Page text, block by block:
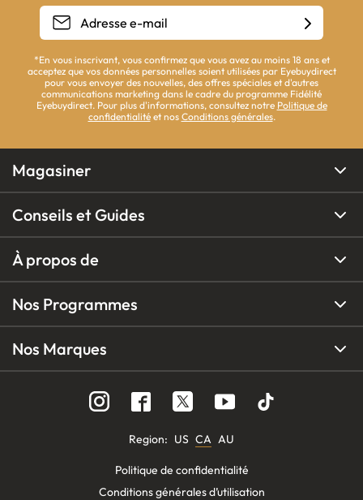
*En vous inscrivant, vous confirmez que vous avez au moins 18 ans et
acceptez que vos données personnelles soient utilisées par Eyebuydirect
pour vous envoyer des nouvelles, des offres spéciales et d'autres
communications marketing dans le cadre du programme Fidélité
Eyebuydirect. Pour plus d'informations, consultez notre Politique de
confidentialitéet nos Conditions générales.
Magasiner
Conseils et Guides
À propos de
Nos Programmes
Nos Marques
Region: US CA AU
Politique de confidentialité
Conditions générales d’utilisation